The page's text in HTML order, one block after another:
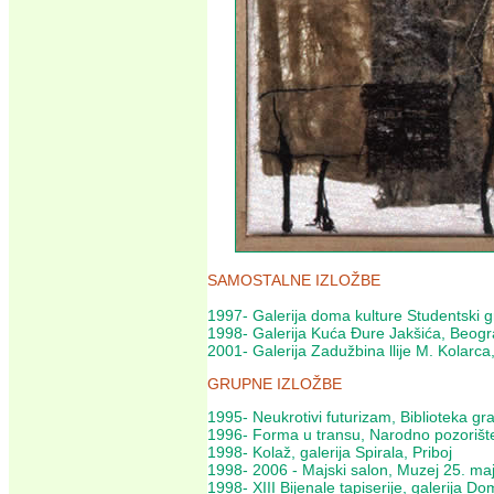
SAMOSTALNE IZLOŽBE
1997- Galerija doma kulture Studentski
1998- Galerija Kuća Đure Jakšića,
2001- Galerija Zadužbina llije M.
GRUPNE IZLOŽBE
1995- Neukrotivi futurizam, Biblioteka
1996- Forma u transu, Narodno
1998- Kolaž, galerija Spirala, Priboj
1998- 2006 - Majski salon, Muzej 25.
1998- XIII Bijenale tapiserije, galerija